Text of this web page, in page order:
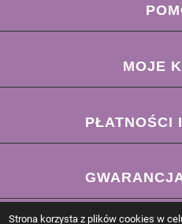
Strona korzysta z plików cookies w
MOJE
PŁATNOŚCI